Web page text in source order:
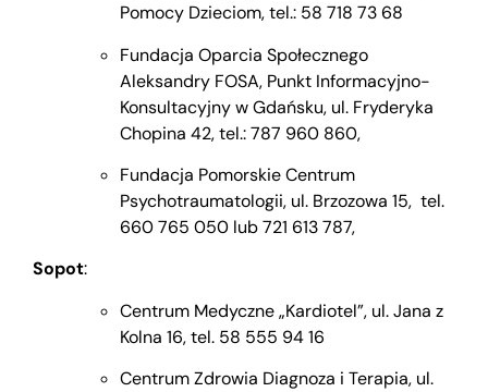
Pomocy Dzieciom, tel.: 58 718 73 68
Fundacja Oparcia Społecznego
Aleksandry FOSA, Punkt Informacyjno-
Konsultacyjny w Gdańsku, ul. Fryderyka
Chopina 42, tel.: 787 960 860,
Fundacja Pomorskie Centrum
Psychotraumatologii, ul. Brzozowa 15, tel.
660 765 050 lub 721 613 787,
Sopot:
Centrum Medyczne „Kardiotel”, ul. Jana z
Kolna 16, tel. 58 555 94 16
Centrum Zdrowia Diagnoza i Terapia, ul.